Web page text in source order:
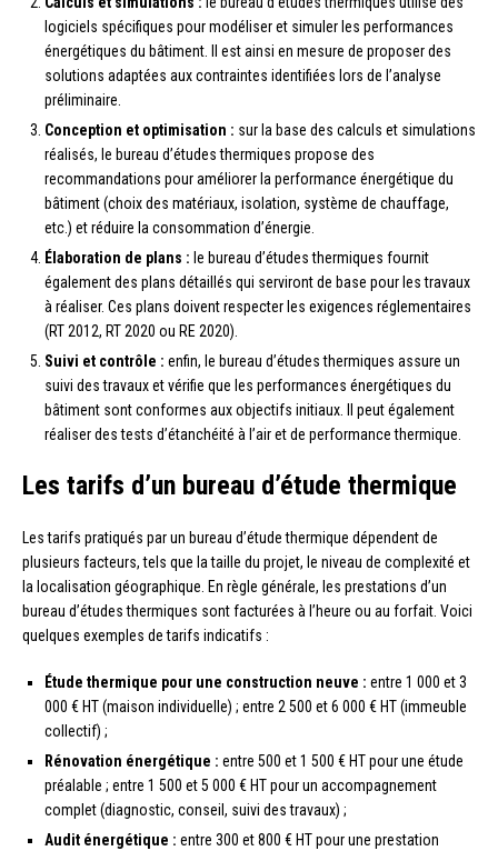
logiciels spécifiques pour modéliser et simuler les performances
énergétiques du bâtiment. Il est ainsi en mesure de proposer des
solutions adaptées aux contraintes identifiées lors de l’analyse
préliminaire.
Conception et optimisation : sur la base des calculs et simulations
réalisés, le bureau d’études thermiques propose des
recommandations pour améliorer la performance énergétique du
bâtiment (choix des matériaux, isolation, système de chauffage,
etc.) et réduire la consommation d’énergie.
Élaboration de plans : le bureau d’études thermiques fournit
également des plans détaillés qui serviront de base pour les travaux
à réaliser. Ces plans doivent respecter les exigences réglementaires
(RT 2012, RT 2020 ou RE 2020).
Suivi et contrôle : enfin, le bureau d’études thermiques assure un
suivi des travaux et vérifie que les performances énergétiques du
bâtiment sont conformes aux objectifs initiaux. Il peut également
réaliser des tests d’étanchéité à l’air et de performance thermique.
Les tarifs d’un bureau d’étude thermique
Les tarifs pratiqués par un bureau d’étude thermique dépendent de
plusieurs facteurs, tels que la taille du projet, le niveau de complexité et
la localisation géographique. En règle générale, les prestations d’un
bureau d’études thermiques sont facturées à l’heure ou au forfait. Voici
quelques exemples de tarifs indicatifs :
Étude thermique pour une construction neuve : entre 1 000 et 3
000 € HT (maison individuelle) ; entre 2 500 et 6 000 € HT (immeuble
collectif) ;
Rénovation énergétique : entre 500 et 1 500 € HT pour une étude
préalable ; entre 1 500 et 5 000 € HT pour un accompagnement
complet (diagnostic, conseil, suivi des travaux) ;
Audit énergétique : entre 300 et 800 € HT pour une prestation